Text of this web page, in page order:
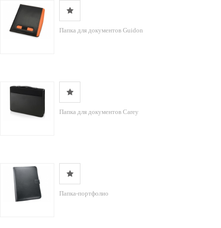
Папка для документов Guidon
Папка для документов Carey
Папка-портфолио